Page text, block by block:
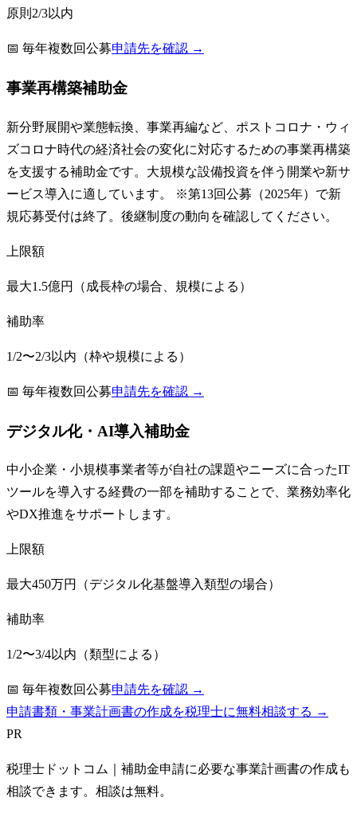
原則2/3以内
📅 毎年複数回公募申請先を確認 →
事業再構築補助金
新分野展開や業態転換、事業再編など、ポストコロナ・ウィ
ズコロナ時代の経済社会の変化に対応するための事業再構築
を支援する補助金です。大規模な設備投資を伴う開業や新サ
ービス導入に適しています。 ※第13回公募（2025年）で新
規応募受付は終了。後継制度の動向を確認してください。
上限額
最大1.5億円（成長枠の場合、規模による）
補助率
1/2〜2/3以内（枠や規模による）
📅 毎年複数回公募申請先を確認 →
デジタル化・AI導入補助金
中小企業・小規模事業者等が自社の課題やニーズに合ったIT
ツールを導入する経費の一部を補助することで、業務効率化
やDX推進をサポートします。
上限額
最大450万円（デジタル化基盤導入類型の場合）
補助率
1/2〜3/4以内（類型による）
📅 毎年複数回公募申請先を確認 →
申請書類・事業計画書の作成を税理士に無料相談する →
PR
税理士ドットコム
｜補助金申請に必要な事業計画書の作成も
相談できます。相談は無料。